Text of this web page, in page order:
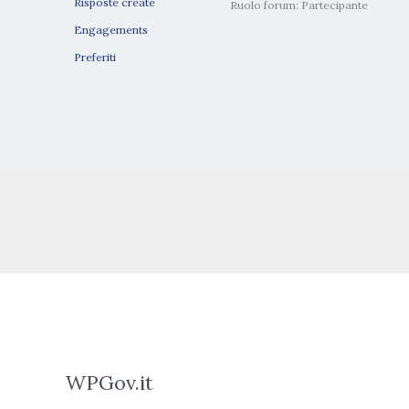
Engagements
Preferiti
Ruolo forum: Partecipante
WPGov.it